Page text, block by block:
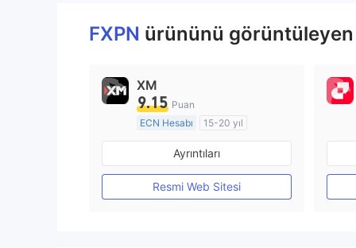
FXPN ürününü görüntüleyen
XM
9.15 Puan
ECN Hesabı
15-20 yıl
Düzenleyici Ülke/Bölge: Avustralya
Pazar Yapıcılık (MM)
MT4 Tam Lisans
Ayrıntıları
Resmi Web Sitesi